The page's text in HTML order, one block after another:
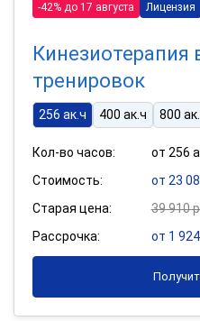
-42% до 17 августа Лицензия
Кинезиотерапия
тренировок
256 ак.ч 400 ак.ч 800
Кол-во часов:
от 256
Стоимость:
от 23
Старая цена:
39 910
Рассрочка:
от 1